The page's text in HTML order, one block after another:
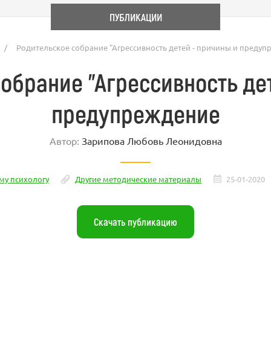
ПУБЛИКАЦИИ
/ Родительское собрание "Агрессивность детей - причины и
"Агрессивность
предупреждение
Автор: Зарипова Любовь Леонидовна
психологу Другие методические материалы 25-01-2020
Скачать публикацию